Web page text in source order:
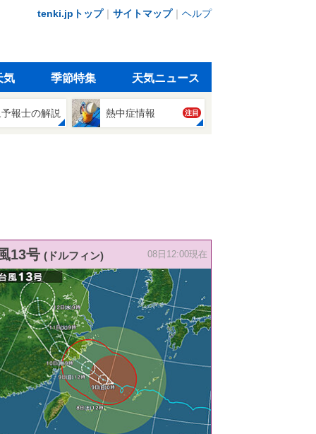
tenki.jpトップ｜ サイトマップ｜ ヘルプ
気 季節特集 天気ニュース
報士の解説 熱中症情報 注目
13号 (ドルフィン) 08日12:00現在